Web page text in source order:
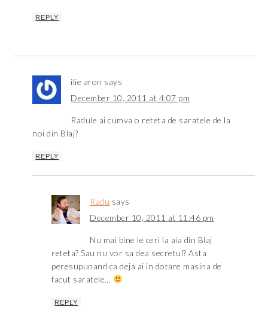
REPLY
ilie aron says
December 10, 2011 at 4:07 pm
Radule ai cumva o reteta de saratele de la
noi din Blaj?
REPLY
Radu says
December 10, 2011 at 11:46 pm
Nu mai bine le ceri la aia din Blaj
reteta? Sau nu vor sa dea secretul? Asta
peresupunand ca deja ai in dotare masina de
facut saratele…
REPLY